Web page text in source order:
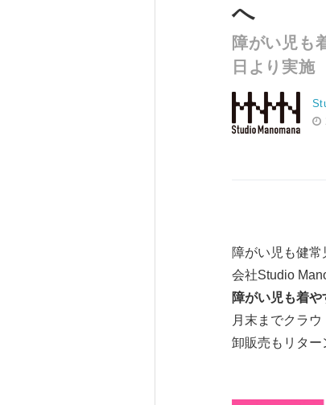
へ
障がい児も
日より実施
障がい児も健
会社Studio
障がい児も着
月末までクラ
卸販売もリター